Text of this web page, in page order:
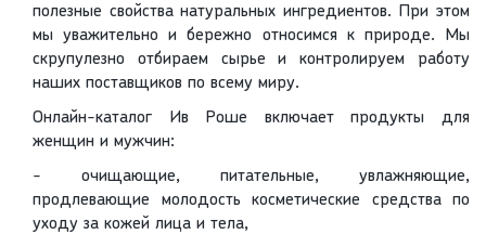
полезные свойства натуральных ингредиентов. При этом
мы уважительно и бережно относимся к природе. Мы
скрупулезно отбираем сырье и контролируем работу
наших поставщиков по всему миру.
Онлайн-каталог Ив Роше включает продукты для
женщин и мужчин:
- очищающие, питательные, увлажняющие,
продлевающие молодость косметические средства по
уходу за кожей лица и тела,